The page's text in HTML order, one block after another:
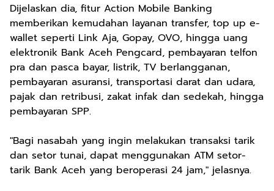
Dijelaskan dia, fitur Action Mobile Banking
memberikan kemudahan layanan transfer, top up e-
wallet seperti Link Aja, Gopay, OVO, hingga uang
elektronik Bank Aceh Pengcard, pembayaran telfon
pra dan pasca bayar, listrik, TV berlangganan,
pembayaran asuransi, transportasi darat dan udara,
pajak dan retribusi, zakat infak dan sedekah, hingga
pembayaran SPP.
"Bagi nasabah yang ingin melakukan transaksi tarik
dan setor tunai, dapat menggunakan ATM setor-
tarik Bank Aceh yang beroperasi 24 jam," jelasnya.